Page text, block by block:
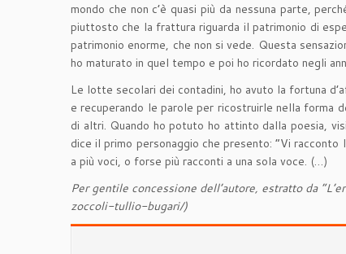
mondo che non c’è quasi più da nessuna parte,
piuttosto che la frattura riguarda il patrimonio di
patrimonio enorme, che non si vede. Questa
ho maturato in quel tempo e poi ho ricordato negli
Le lotte secolari dei contadini, ho avuto la fortuna
e recuperando le parole per ricostruirle nella forma
di altri. Quando ho potuto ho attinto dalla poesia,
dice il primo personaggio che presento: “Vi
a più voci, o forse più racconti a una sola voce. (…)
Per gentile concessione dell’autore, estratto da
zoccoli-tullio-bugari/)